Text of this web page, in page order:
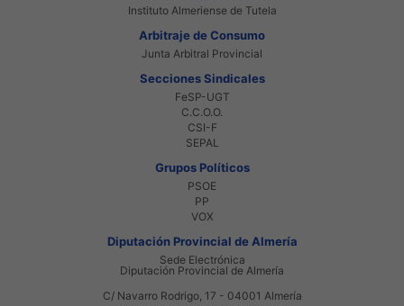
Instituto Almeriense de Tutela
Arbitraje de Consumo
Junta Arbitral Provincial
Secciones Sindicales
FeSP-UGT
C.C.O.O.
CSI-F
SEPAL
Grupos Políticos
PSOE
PP
VOX
Diputación Provincial de Almería
Sede Electrónica
Diputación Provincial de Almería
C/ Navarro Rodrigo, 17 - 04001 Almería